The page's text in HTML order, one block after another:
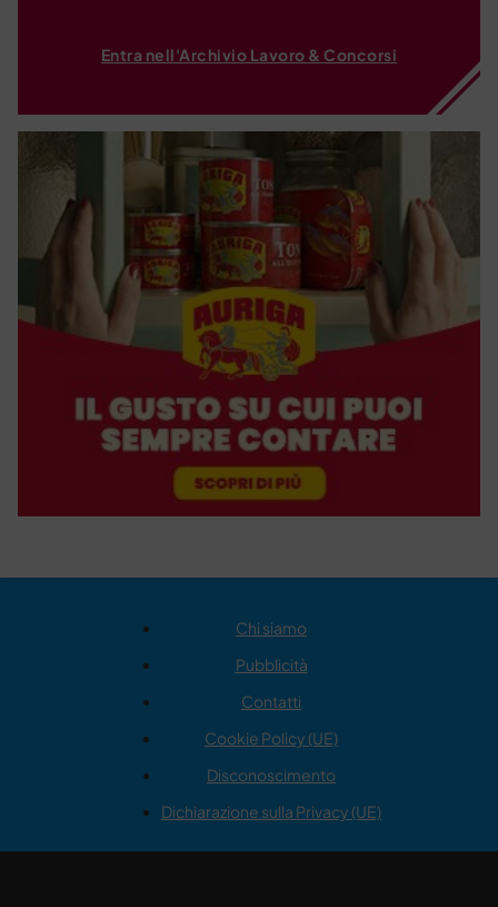
Entra nell'Archivio Lavoro & Concorsi
Chi siamo
Pubblicità
Contatti
Cookie Policy (UE)
Disconoscimento
Dichiarazione sulla Privacy (UE)